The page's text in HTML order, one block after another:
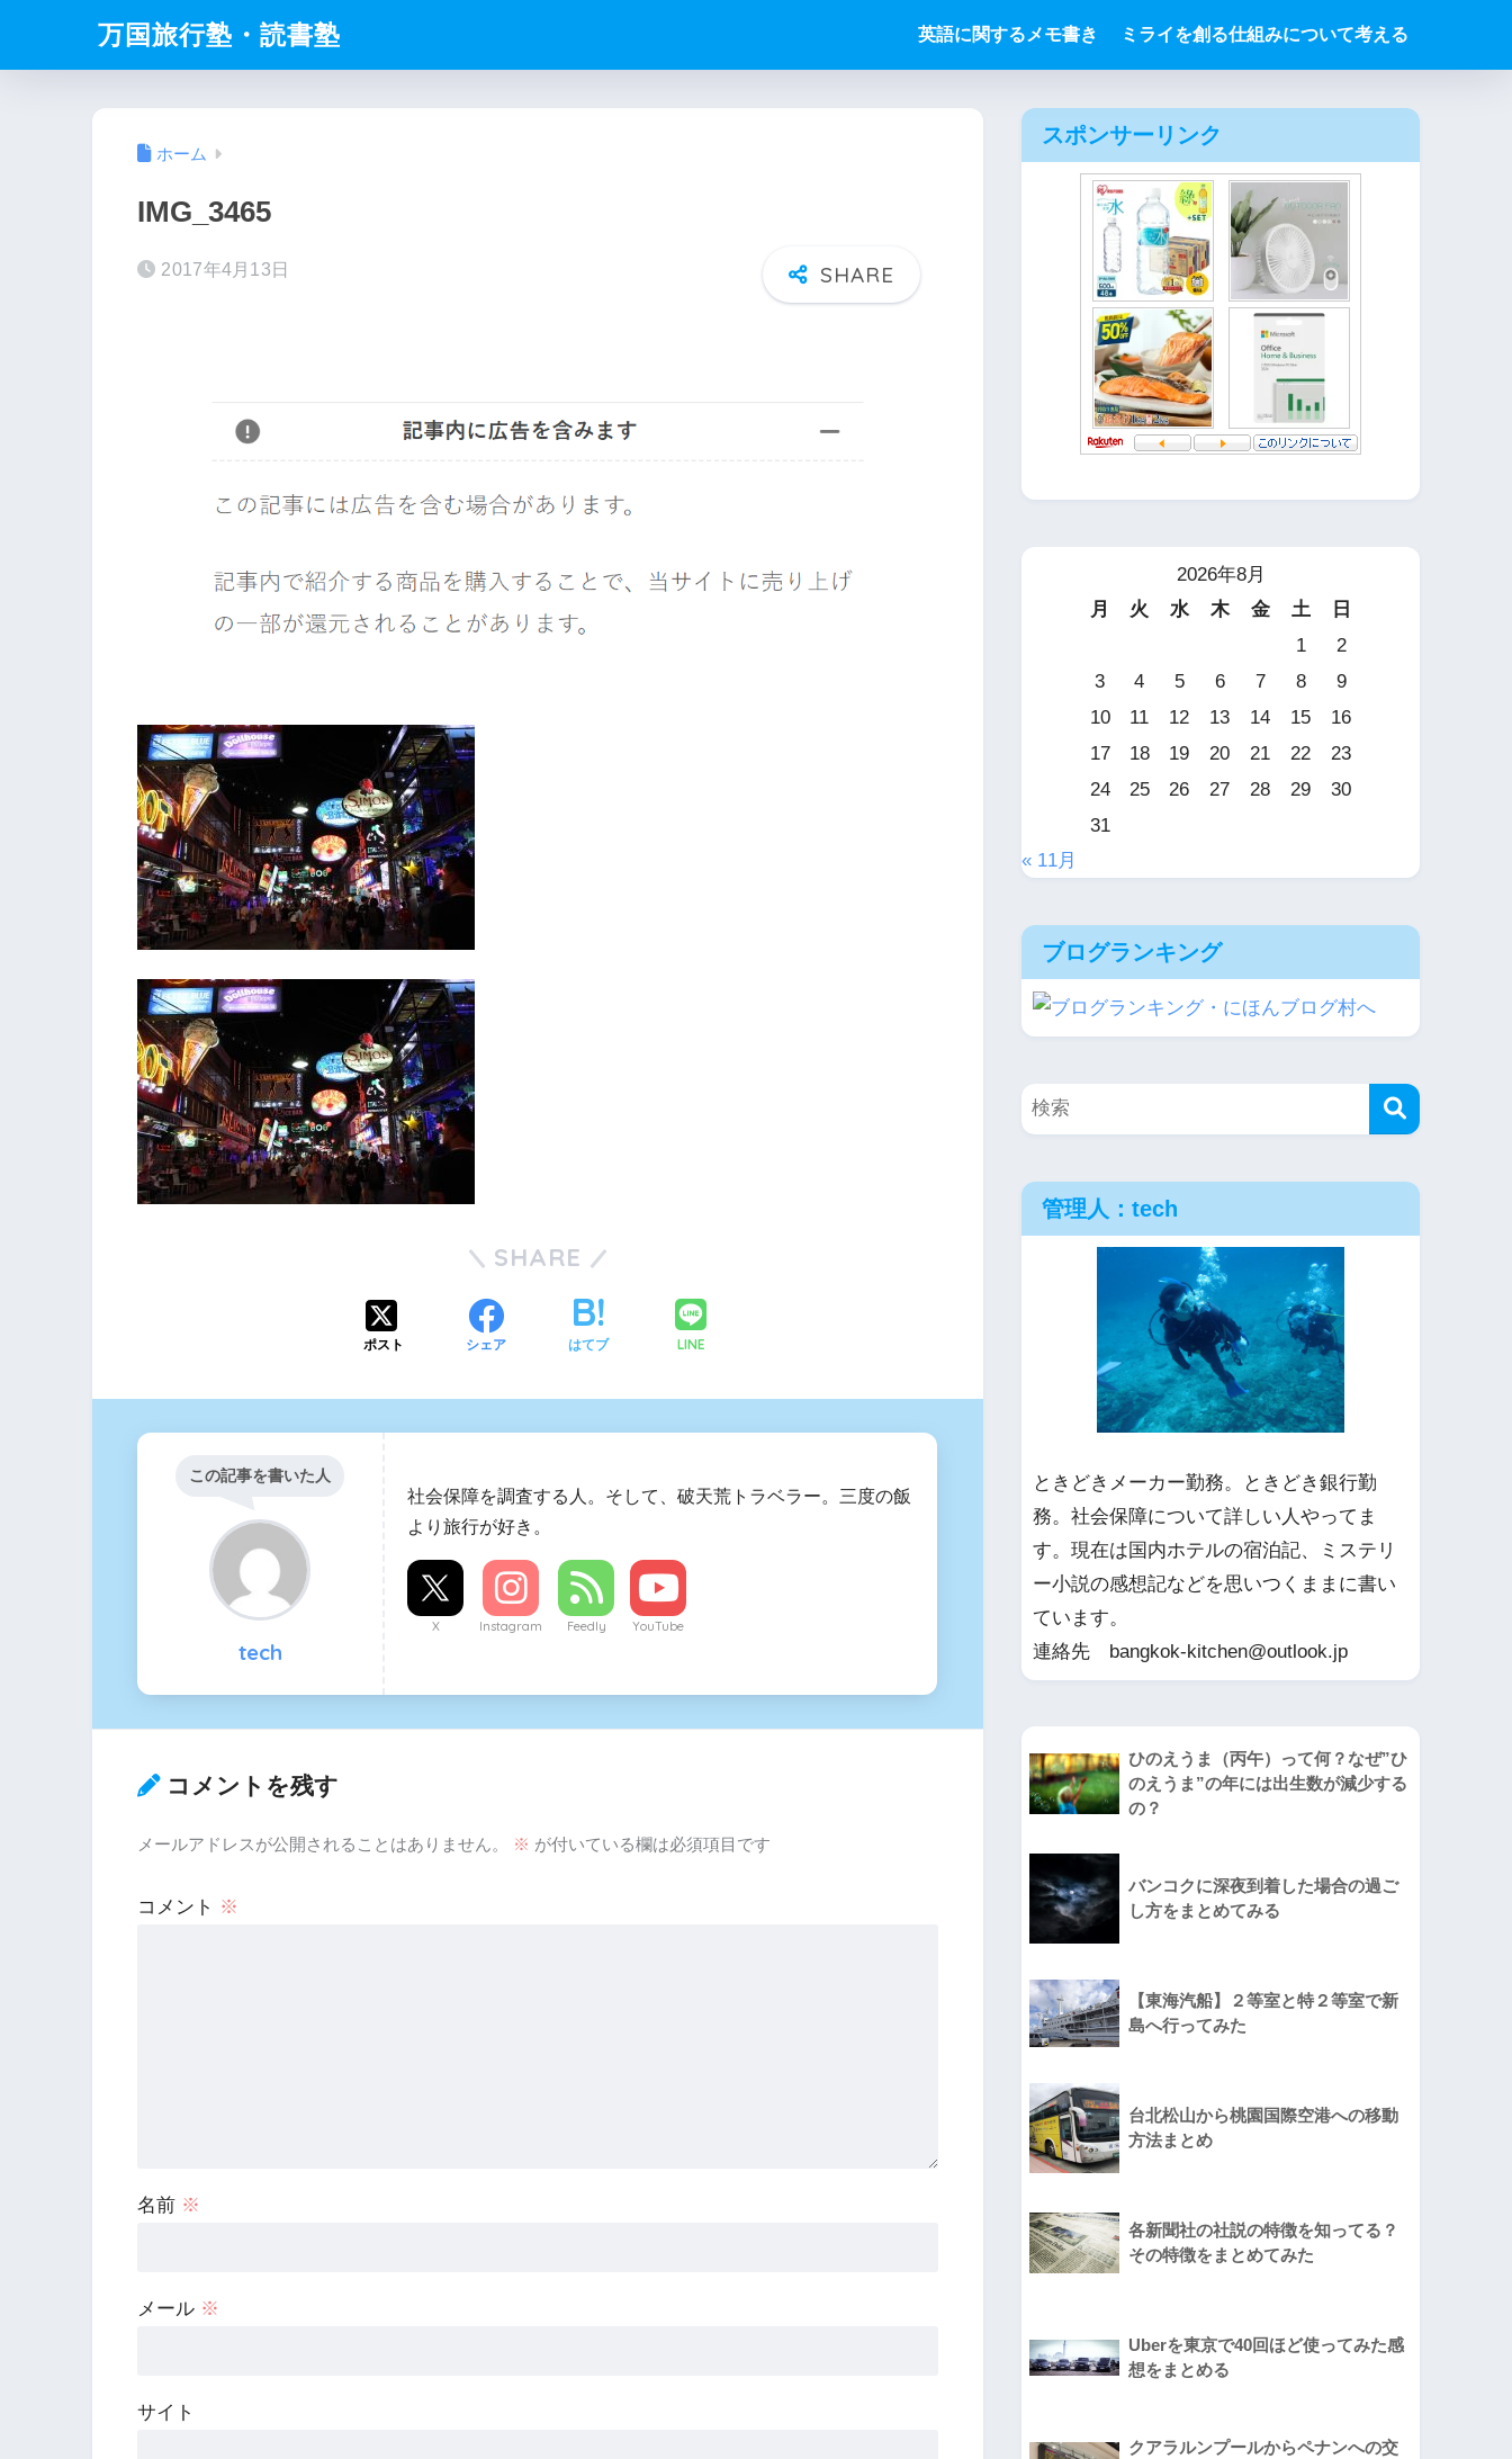
万国旅行塾・読書塾 英語に関するメモ書き ミライを創る仕組みについて考える
ホーム
IMG_3465
2017年4月13日
SHARE
ポスト シェア はてブ LINE
この記事を書いた人
tech
社会保障を調査する人。そして、破天荒トラベラー。三度の飯
より旅行が好き。
X Instagram Feedly YouTube
コメントを残す
メールアドレスが公開されることはありません。 ※ が付いている欄は必須項目です
コメント ※
名前 ※
メール ※
サイト
スポンサーリンク
2026年8月
月
火 水 木 金 土
日
1
2
3
4 5 6 7 8
9
10
11 12 13 14 15
16
17
18 19 20 21 22
23
24
25 26 27 28 29
30
31
« 11月
ブログランキング
管理人：tech
ときどきメーカー勤務。ときどき銀行勤
務。社会保障について詳しい人やってま
す。現在は国内ホテルの宿泊記、ミステリ
ー小説の感想記などを思いつくままに書い
ています。
連絡先 bangkok-kitchen@outlook.jp
ひのえうま（丙午）って何？なぜ”ひ
のえうま”の年には出生数が減少する
の？
バンコクに深夜到着した場合の過ご
し方をまとめてみる
【東海汽船】２等室と特２等室で新
島へ行ってみた
台北松山から桃園国際空港への移動
方法まとめ
各新聞社の社説の特徴を知ってる？
その特徴をまとめてみた
Uberを東京で40回ほど使ってみた感
想をまとめる
クアラルンプールからペナンへの交